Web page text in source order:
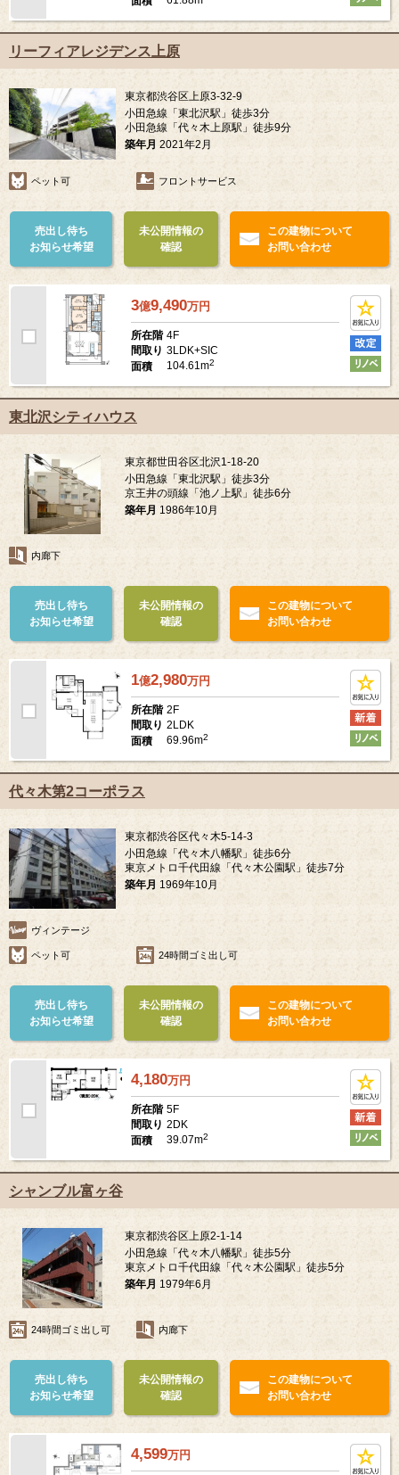
リーフィアレジデンス上原
東京都渋谷区上原3-32-9
小田急線「東北沢駅」徒歩3分
小田急線「代々木上原駅」徒歩9分
築年月 2021年2月
ペット可 フロントサービス
売出し待ち
お知らせ希望
未公開情報の
確認
この建物について
お問い合わせ
3億9,490万円
所在階 4F
間取り 3LDK+SIC
面積
104.61m2
東北沢シティハウス
東京都世田谷区北沢1-18-20
小田急線「東北沢駅」徒歩3分
京王井の頭線「池ノ上駅」徒歩6分
築年月 1986年10月
内廊下
売出し待ち
お知らせ希望
未公開情報の
確認
この建物について
お問い合わせ
1億2,980万円
所在階 2F
間取り 2LDK
面積
69.96m2
代々木第2コーポラス
東京都渋谷区代々木5-14-3
小田急線「代々木八幡駅」徒歩6分
東京メトロ千代田線「代々木公園駅」徒歩7分
築年月 1969年10月
ヴィンテージ
ペット可 24時間ゴミ出し可
売出し待ち
お知らせ希望
未公開情報の
確認
この建物について
お問い合わせ
4,180万円
所在階 5F
間取り 2DK
面積
39.07m2
シャンブル富ヶ谷
東京都渋谷区上原2-1-14
小田急線「代々木八幡駅」徒歩5分
東京メトロ千代田線「代々木公園駅」徒歩5分
築年月 1979年6月
24時間ゴミ出し可 内廊下
売出し待ち
お知らせ希望
未公開情報の
確認
この建物について
お問い合わせ
4,599万円